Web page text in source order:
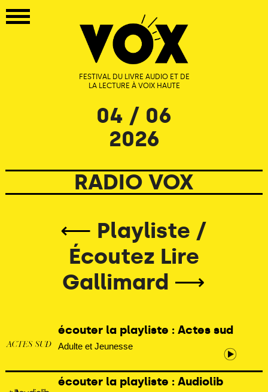
FESTIVAL DU LIVRE AUDIO ET DE
LA LECTURE À VOIX HAUTE
04 / 06
2026
RADIO VOX
⟵ Playliste /
Écoutez Lire
Gallimard ⟶
écouter la playliste : Actes sud
Adulte et Jeunesse
écouter la playliste : Audiolib